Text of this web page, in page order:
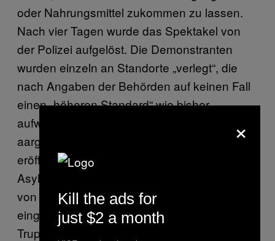
oder Nahrungsmittel zukommen zu lassen.
Nach vier Tagen wurde das Spektakel von
der Polizei aufgelöst. Die Demonstranten
wurden einzeln an Standorte „verlegt“, die
nach Angaben der Behörden auf keinen Fall
einen „höheren Standard“ wie bisher
aufwiesen. Kaum 60 Kilometer entfernt, in der
aargauischen Kleinstadt Bremgarten,
eröffnete der Bund im August 2013 ein
Asylzentrum für bis zu 150 Personen. Das
von der Stadtregierung als „nicht ideal“
eingeschätzte Gebäude ist eine ehemalige
Truppenunterkunft der Armee. Bereits im April
×
Kill the ads for
just $2 a month